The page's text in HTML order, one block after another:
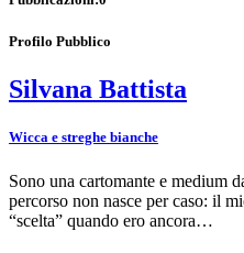
Profilo Pubblico
Silvana Battista
Wicca e streghe bianche
Sono una cartomante e medium
percorso non nasce per caso: il
“scelta” quando ero ancora…